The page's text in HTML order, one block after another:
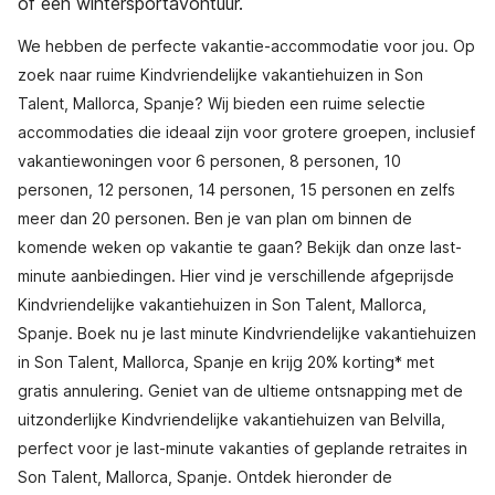
We hebben de perfecte vakantie-accommodatie voor jou. Op
zoek naar ruime Kindvriendelijke vakantiehuizen in Son
Talent, Mallorca, Spanje? Wij bieden een ruime selectie
accommodaties die ideaal zijn voor grotere groepen, inclusief
vakantiewoningen voor 6 personen, 8 personen, 10
personen, 12 personen, 14 personen, 15 personen en zelfs
meer dan 20 personen. Ben je van plan om binnen de
komende weken op vakantie te gaan? Bekijk dan onze last-
minute aanbiedingen. Hier vind je verschillende afgeprijsde
Kindvriendelijke vakantiehuizen in Son Talent, Mallorca,
Spanje. Boek nu je last minute Kindvriendelijke vakantiehuizen
in Son Talent, Mallorca, Spanje en krijg 20% korting* met
gratis annulering. Geniet van de ultieme ontsnapping met de
uitzonderlijke Kindvriendelijke vakantiehuizen van Belvilla,
perfect voor je last-minute vakanties of geplande retraites in
Son Talent, Mallorca, Spanje. Ontdek hieronder de